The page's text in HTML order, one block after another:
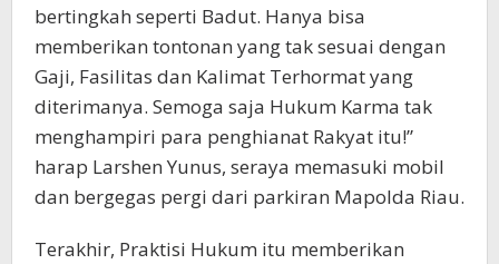
bertingkah seperti Badut. Hanya bisa
memberikan tontonan yang tak sesuai dengan
Gaji, Fasilitas dan Kalimat Terhormat yang
diterimanya. Semoga saja Hukum Karma tak
menghampiri para penghianat Rakyat itu!”
harap Larshen Yunus, seraya memasuki mobil
dan bergegas pergi dari parkiran Mapolda Riau.
Terakhir, Praktisi Hukum itu memberikan